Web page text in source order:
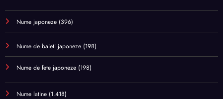
Nume japoneze (396)
Nume de baieti japoneze (198)
Nume de fete japoneze (198)
Nume latine (1.418)